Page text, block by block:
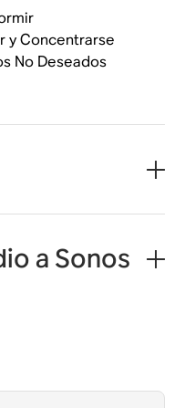
y Concentrarse
No Deseados
a Sonos